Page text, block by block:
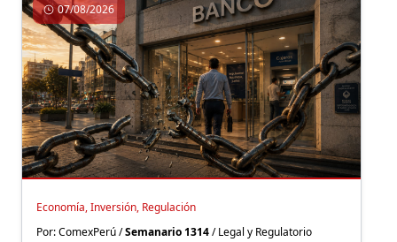
07/08/2026
Economía, Inversión, Regulación
Por: ComexPerú /Semanario 1314/ Legal y Regulatorio